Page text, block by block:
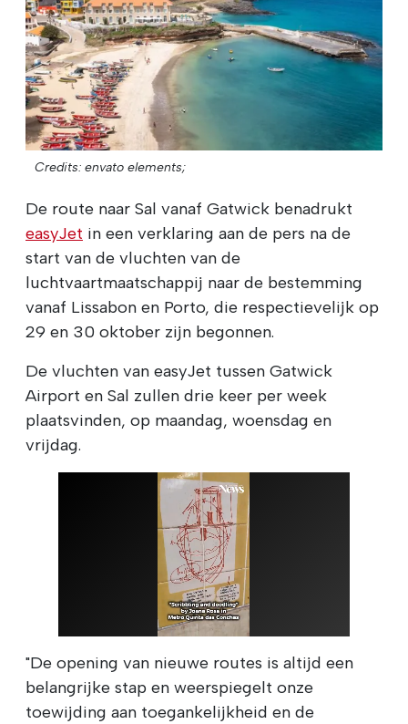
Credits: envato elements;
De route naar Sal vanaf Gatwick benadrukt
easyJet in een verklaring aan de pers na de
start van de vluchten van de
luchtvaartmaatschappij naar de bestemming
vanaf Lissabon en Porto, die respectievelijk op
29 en 30 oktober zijn begonnen.
De vluchten van easyJet tussen Gatwick
Airport en Sal zullen drie keer per week
plaatsvinden, op maandag, woensdag en
vrijdag.
"De opening van nieuwe routes is altijd een
belangrijke stap en weerspiegelt onze
toewijding aan toegankelijkheid en de